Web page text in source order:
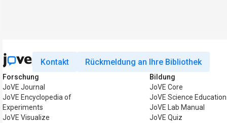
Kontakt Rückmeldung an Ihre Bibliothek
Forschung
JoVE Journal
JoVE Encyclopedia of
Experiments
JoVE Visualize
Bildung
JoVE Core
JoVE Science Education
JoVE Lab Manual
JoVE Quiz